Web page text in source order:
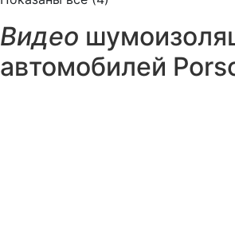
Видео
автомобилей